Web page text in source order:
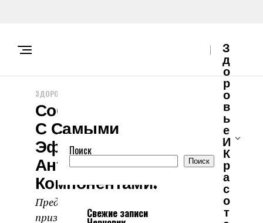
З
Д
О
Р
О
В
Ь
Е
И
К
Р
А
С
О
Т
ЗДОРОВЬЕ И КРАСОТА
Собрали Подборку
С Самыми
Эффективными
Анти-Эйдж
Компонентами.
Предупредить появление
признаков старения можно и
Поиск
Поиск
Свежие записи